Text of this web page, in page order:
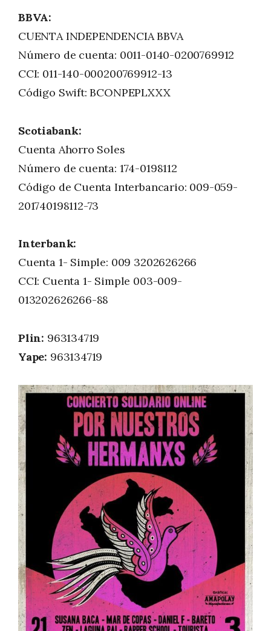
BBVA:
CUENTA INDEPENDENCIA BBVA
Número de cuenta: 0011-0140-0200769912
CCI: 011-140-000200769912-13
Código Swift: BCONPEPLXXX
Scotiabank:
Cuenta Ahorro Soles
Número de cuenta: 174-0198112
Código de Cuenta Interbancario: 009-059-
201740198112-73
Interbank:
Cuenta 1- Simple: 009 3202626266
CCI: Cuenta 1- Simple 003-009-
013202626266-88
Plin: 963134719
Yape: 963134719